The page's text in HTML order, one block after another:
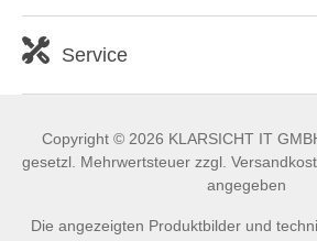
Service
Copyright © 2026 KLARSICHT IT
gesetzl. Mehrwertsteuer zzgl.
angegeben
Die angezeigten Produktbilder und